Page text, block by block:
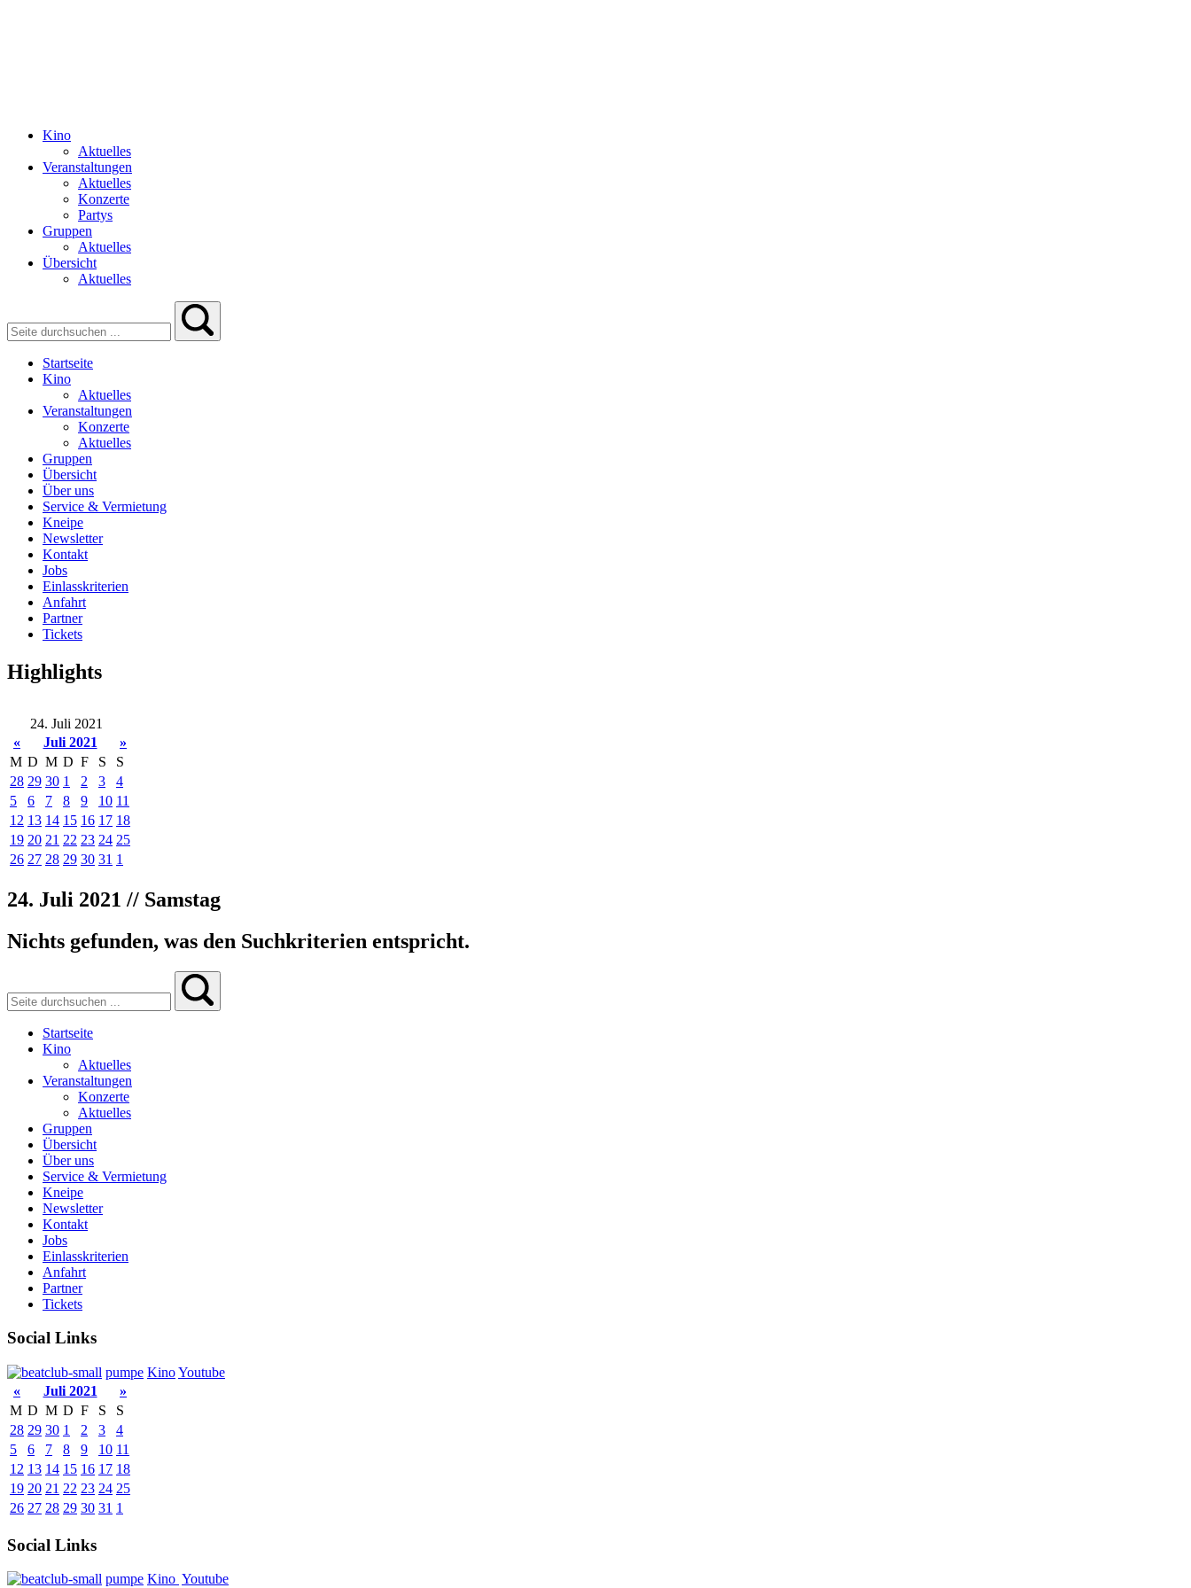
Kino
Aktuelles
Veranstaltungen
Aktuelles
Konzerte
Partys
Gruppen
Aktuelles
Übersicht
Aktuelles
Startseite
Kino
Aktuelles
Veranstaltungen
Konzerte
Aktuelles
Gruppen
Übersicht
Über uns
Service & Vermietung
Kneipe
Newsletter
Kontakt
Jobs
Einlasskriterien
Anfahrt
Partner
Tickets
Highlights
24. Juli 2021
«
Juli 2021
»
M D M D F S
S
28 29 30 1 2 3
4
5
6 7 8 9 10 11
12 13 14 15 16 17 18
19 20 21 22 23 24 25
26 27 28 29 30 31 1
24. Juli 2021 // Samstag
Nichts gefunden, was den Suchkriterien entspricht.
Startseite
Kino
Aktuelles
Veranstaltungen
Konzerte
Aktuelles
Gruppen
Übersicht
Über uns
Service & Vermietung
Kneipe
Newsletter
Kontakt
Jobs
Einlasskriterien
Anfahrt
Partner
Tickets
Social Links
pumpe KinoYoutube
«
Juli 2021
»
M D M D F S
S
28 29 30 1 2 3
4
5
6 7 8 9 10 11
12 13 14 15 16 17 18
19 20 21 22 23 24 25
26 27 28 29 30 31 1
Social Links
pumpe Kino Youtube